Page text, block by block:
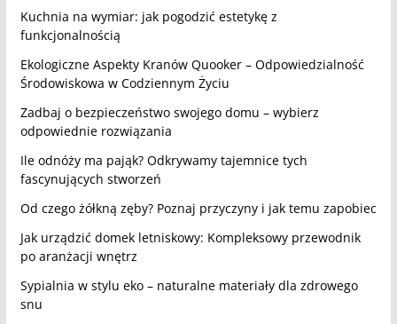
Kuchnia na wymiar: jak pogodzić estetykę z
funkcjonalnością
Ekologiczne Aspekty Kranów Quooker – Odpowiedzialność
Środowiskowa w Codziennym Życiu
Zadbaj o bezpieczeństwo swojego domu – wybierz
odpowiednie rozwiązania
Ile odnóży ma pająk? Odkrywamy tajemnice tych
fascynujących stworzeń
Od czego żółkną zęby? Poznaj przyczyny i jak temu zapobiec
Jak urządzić domek letniskowy: Kompleksowy przewodnik
po aranżacji wnętrz
Sypialnia w stylu eko – naturalne materiały dla zdrowego
snu